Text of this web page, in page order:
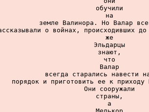
обучили
на
земле Валинора. Но Валар
о войнах, происходивших
же
Эльдарцы
знают,
что
Валар
всегда старались навести
порядок и приготовить ее к приходу
Они сооружали
страны,
а